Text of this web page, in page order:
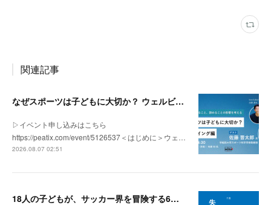
関連記事
なぜスポーツは子どもに大切か？ ウェルビーイング編 | 「社会とサッカー」 vol.2
▷イベント申し込みはこちら
https://peatix.com/event/5126537＜はじめに＞ウェ…
2026.08.07 02:51
18人の子どもが、サッカー界を冒険する6ヶ月間。